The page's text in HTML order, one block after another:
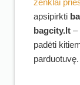
ženklai
apsipirkti
bagcity.lt –
padėti
parduotuvę.